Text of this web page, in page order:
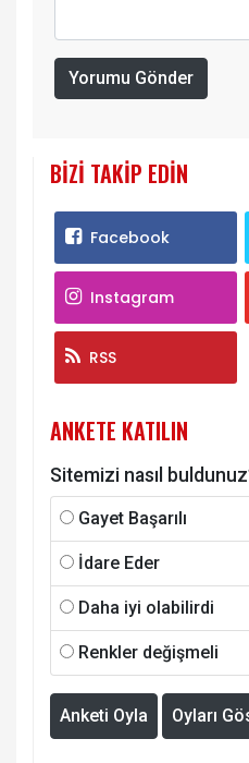
Yorumu Gönder
BIZI TAKIP EDIN
Facebook
Instagram
RSS
ANKETE KATILIN
Sitemizi nasıl
Gayet Başarılı
İdare Eder
Daha iyi olabilirdi
Renkler değişmeli
Anketi Oyla Oyları